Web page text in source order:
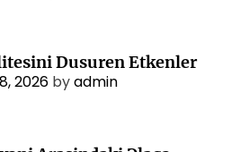
Dusuren Etkenler
2026 byadmin